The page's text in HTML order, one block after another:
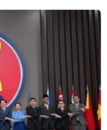
KHÚC THANH
sử dụng